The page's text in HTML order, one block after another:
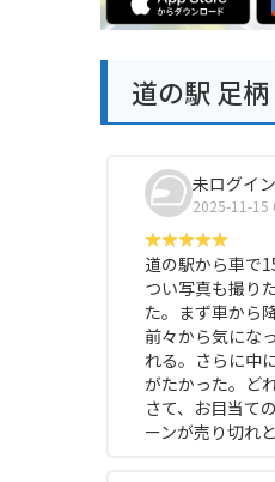
道の駅 足
未ログイ
2025-11-15
道の駅から車で
つい写真も撮り
た。まず車から
前々から気にな
れる。さらに中
がたかった。ど
さて、お目当て
ーンが売り切れ